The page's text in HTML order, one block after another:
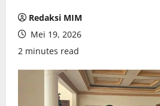
Redaksi MIM
Mei 19, 2026
2 minutes read